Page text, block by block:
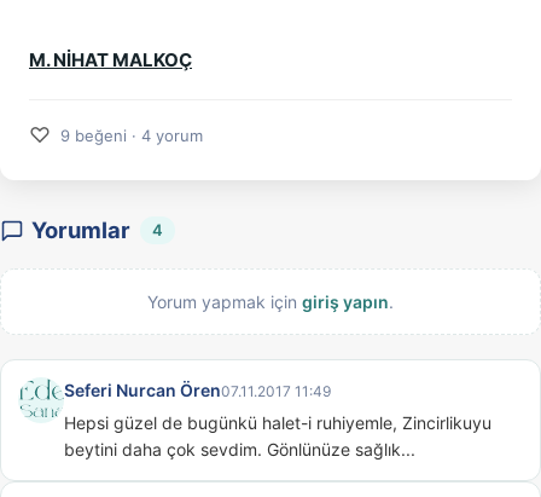
M. NİHAT MALKOÇ
♡ 9 beğeni · 4 yorum
Yorumlar 4
Yorum yapmak için giriş yapın.
Seferi Nurcan Ören07.11.2017 11:49
Hepsi güzel de bugünkü halet-i ruhiyemle, Zincirlikuyu
beytini daha çok sevdim. Gönlünüze sağlık...